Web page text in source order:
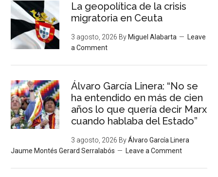
La geopolítica de la crisis
migratoria en Ceuta
3 agosto, 2026 By Miguel Alabarta
Leave
a Comment
Álvaro García Linera: “No se
ha entendido en más de cien
años lo que quería decir Marx
cuando hablaba del Estado”
3 agosto, 2026 ByÁlvaro García Linera
Jaume Montés Gerard Serralabós
Leave a Comment